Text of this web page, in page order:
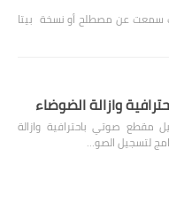
سمعت عن مصطلح أو نسخة بيتا
وازالة الضوضاء
صوتي باحترافية وازالة